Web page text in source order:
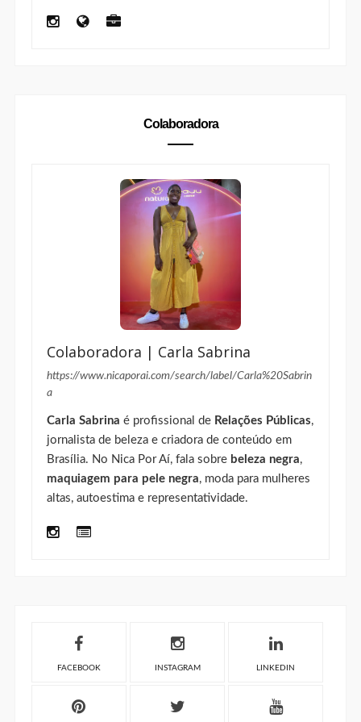
Colaboradora
Colaboradora | Carla Sabrina
https://www.nicaporai.com/search/label/Carla%20Sabrin
a
Carla Sabrina é profissional de Relações Públicas,
jornalista de beleza e criadora de conteúdo em
Brasília. No Nica Por Aí, fala sobre beleza negra,
maquiagem para pele negra, moda para mulheres
altas, autoestima e representatividade.
FACEBOOK INSTAGRAM LINKEDIN